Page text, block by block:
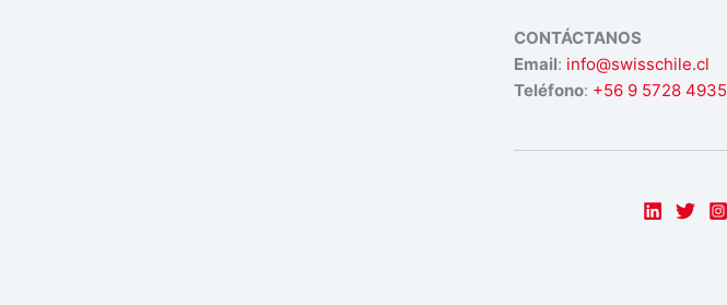
CONTÁCTANOS
Email: info@swisschile.cl
Teléfono: +56 9 5728 4935